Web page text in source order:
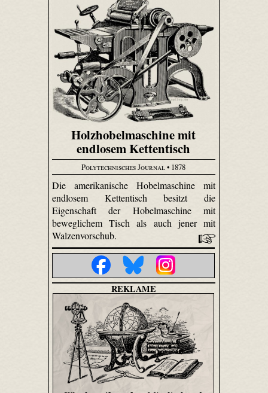
Holzhobelmaschine mit
endlosem Kettentisch
Polytechnisches Journal• 1878
Die amerikanische Hobelmaschine mit
endlosem Kettentisch besitzt die
Eigenschaft der Hobelmaschine mit
beweglichem Tisch als auch jener mit
Walzenvorschub.
REKLAME